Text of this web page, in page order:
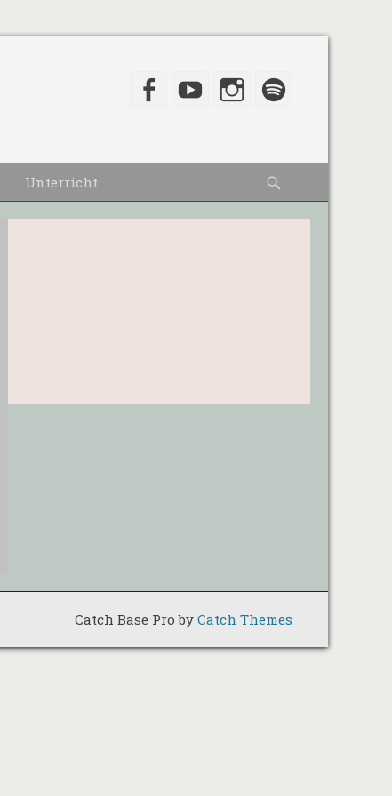
Facebook
YouTubeInstagram
Unterricht
Catch Base Pro by Catch Themes